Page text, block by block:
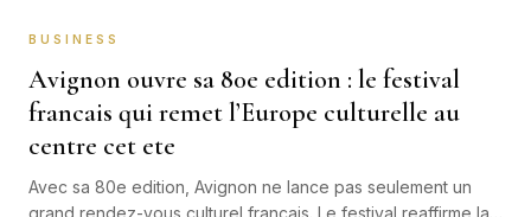
BUSINESS
Avignon ouvre sa 80e edition : le festival
francais qui remet l’Europe culturelle au
centre cet ete
Avec sa 80e edition, Avignon ne lance pas seulement un
grand rendez-vous culturel francais. Le festival reaffirme la